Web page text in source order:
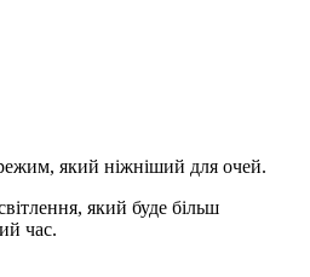
який ніжніший для очей.
який буде більш
час.